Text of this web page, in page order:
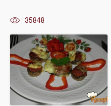
35848